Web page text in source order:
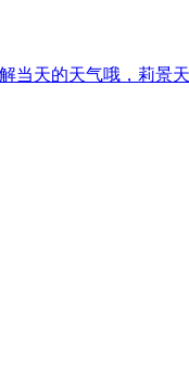
天的天气哦，莉景